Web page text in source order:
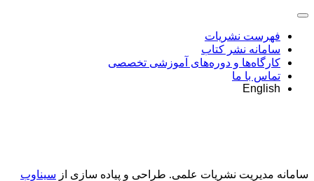
فهرست نشریات
سامانه نشر کتاب
کارگاه‌ها و دوره‌های آموزشی تخصصی
تماس با ما
English
سامانه مدیریت نشریات علمی. طراحی و پیاده سازی از سیناوب